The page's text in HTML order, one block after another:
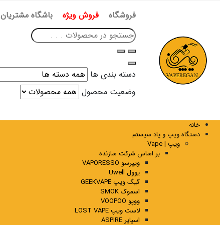
فروشگاه فروش ویژه باشگاه مشتریان
دسته بندی ها
وضعیت محصول
خانه
دستگاه ویپ و پاد سیستم
ویپ | Vape
بر اساس شرکت سازنده
ویپرسو VAPORESSO
یوول Uwell
گیگ ویپ GEEKVAPE
اسموک SMOK
ووپو VOOPOO
لاست ویپ LOST VAPE
اسپایر ASPIRE